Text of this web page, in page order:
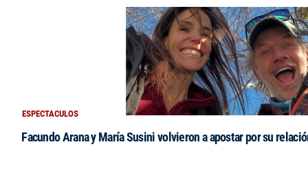
ESPECTACULOS
Facundo Arana y María Susini volvieron a apostar por su